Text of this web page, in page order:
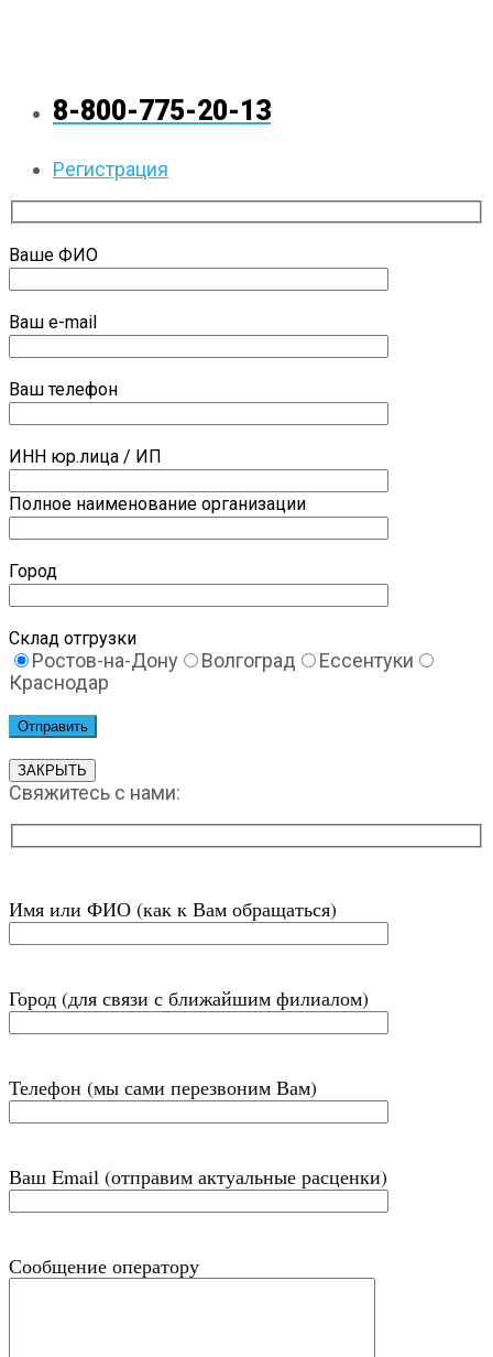
8-800-775-20-13
Регистрация
Ваше ФИО
Ваш e-mail
Ваш телефон
ИНН юр.лица / ИП
Полное наименование организации
Город
Склад отгрузки
Ростов-на-Дону Волгоград
Ессентуки
Краснодар
ЗАКРЫТЬ
Свяжитесь с нами:
Имя или ФИО (как к Вам обращаться)
Город (для связи с ближайшим филиалом)
Телефон (мы сами перезвоним Вам)
Ваш Email (отправим актуальные расценки)
Сообщение оператору